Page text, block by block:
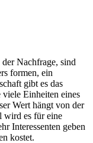
Nachfrage, sind
formen, ein
gibt es das
Einheiten eines
Wert hängt von der
wird es für eine
Interessenten geben
kostet.